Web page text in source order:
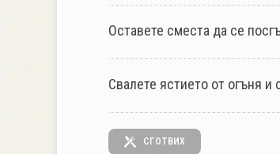
Оставете сместа да се
Свалете ястието от огъня и
СГОТВИХ